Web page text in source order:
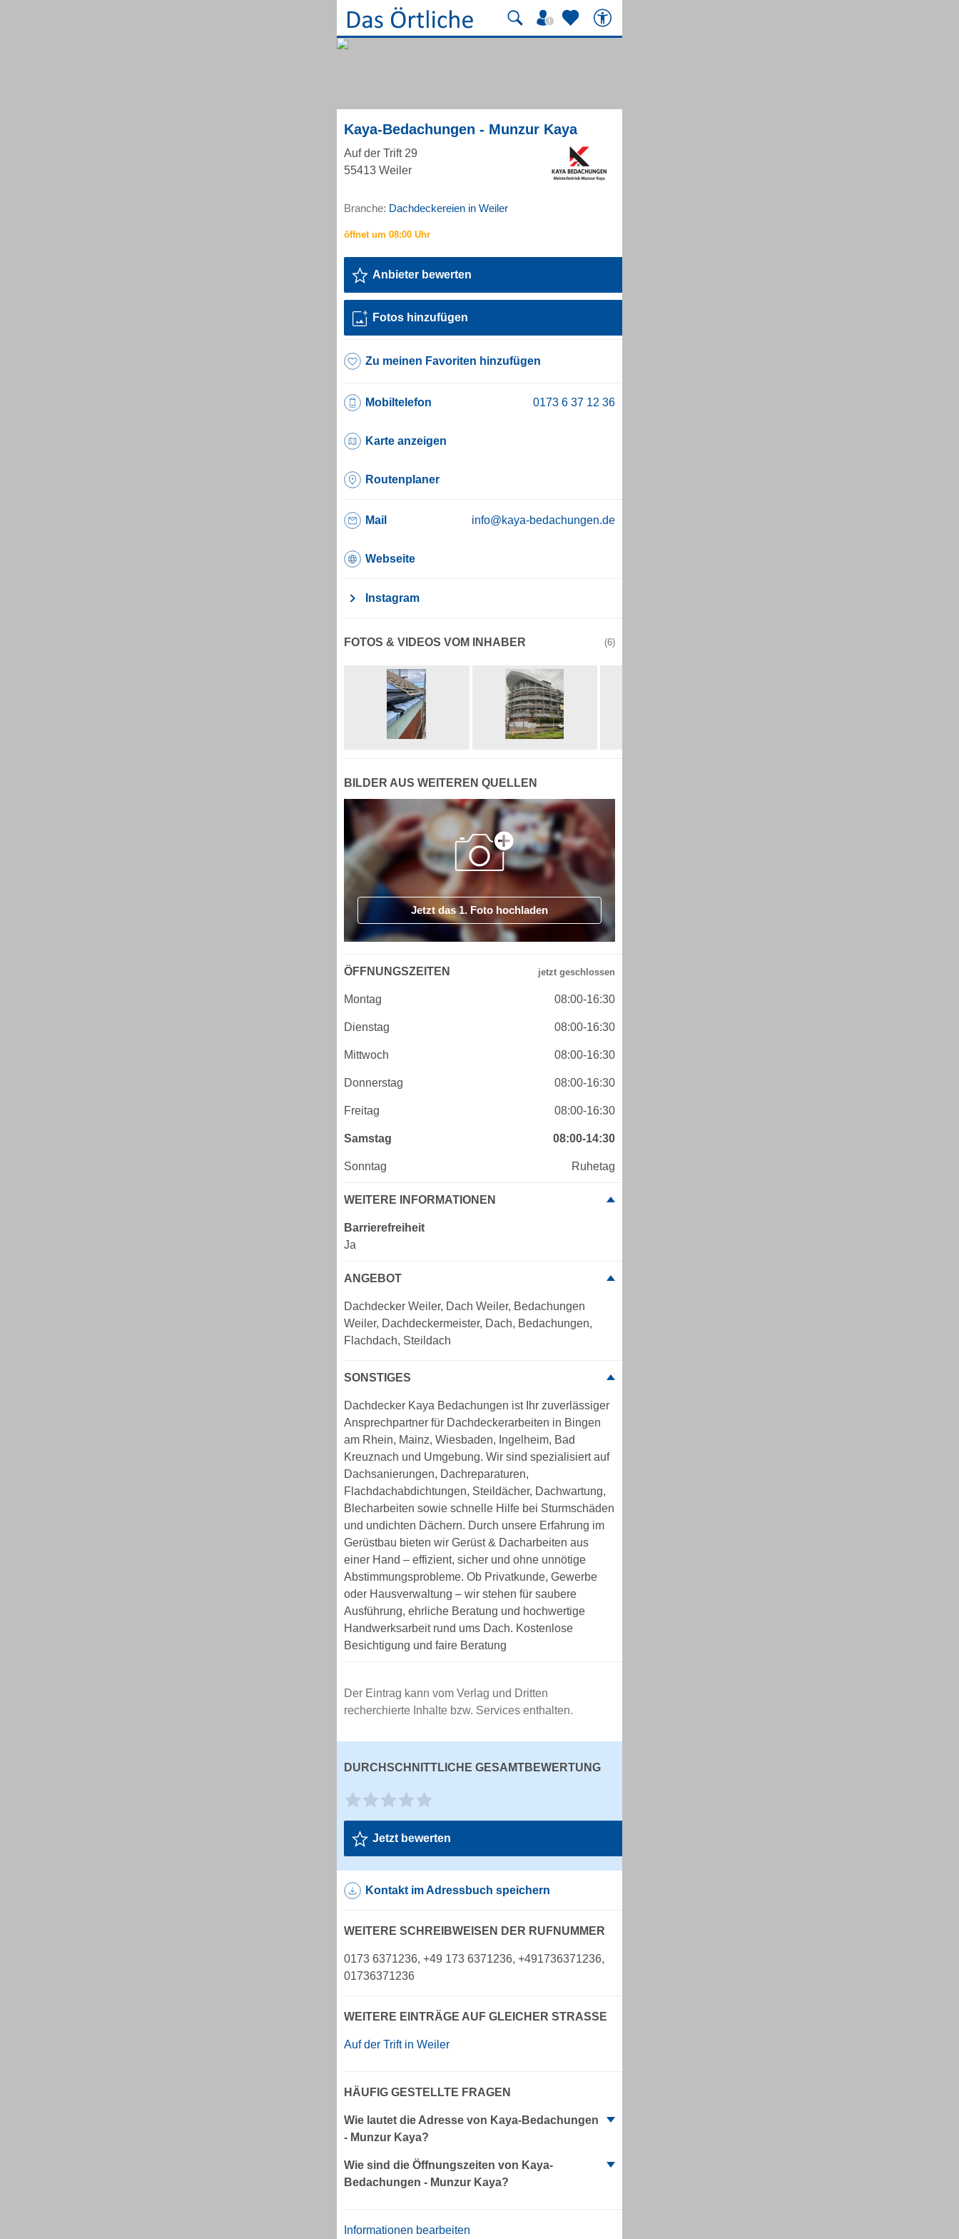
Kaya-Bedachungen - Munzur Kaya
Auf der Trift 29
55413 Weiler
Branche: Dachdeckereien in Weiler
Anbieter bewerten
Fotos hinzufügen
Zu meinen Favoriten hinzufügen
Mobiltelefon
Karte anzeigen
Routenplaner
Mail info@kaya-bedachungen.de
Webseite
Instagram
FOTOS & VIDEOS VOM INHABER (6)
BILDER AUS WEITEREN QUELLEN
Jetzt das 1. Foto hochladen
ÖFFNUNGSZEITEN
Montag 08:00-16:30
Dienstag 08:00-16:30
Mittwoch 08:00-16:30
Donnerstag 08:00-16:30
Freitag 08:00-16:30
Samstag 08:00-14:30
Sonntag Ruhetag
WEITERE INFORMATIONEN
Barrierefreiheit
Ja
ANGEBOT
Dachdecker Weiler, Dach Weiler, Bedachungen
Weiler, Dachdeckermeister, Dach, Bedachungen,
Flachdach, Steildach
SONSTIGES
Dachdecker Kaya Bedachungen ist Ihr zuverlässiger
Ansprechpartner für Dachdeckerarbeiten in Bingen
am Rhein, Mainz, Wiesbaden, Ingelheim, Bad
Kreuznach und Umgebung. Wir sind spezialisiert auf
Dachsanierungen, Dachreparaturen,
Flachdachabdichtungen, Steildächer, Dachwartung,
Blecharbeiten sowie schnelle Hilfe bei Sturmschäden
und undichten Dächern. Durch unsere Erfahrung im
Gerüstbau bieten wir Gerüst & Dacharbeiten aus
einer Hand – effizient, sicher und ohne unnötige
Abstimmungsprobleme. Ob Privatkunde, Gewerbe
oder Hausverwaltung – wir stehen für saubere
Ausführung, ehrliche Beratung und hochwertige
Handwerksarbeit rund ums Dach. Kostenlose
Besichtigung und faire Beratung
Der Eintrag kann vom Verlag und Dritten
recherchierte Inhalte bzw. Services enthalten.
DURCHSCHNITTLICHE GESAMTBEWERTUNG
Jetzt bewerten
Kontakt im Adressbuch speichern
WEITERE SCHREIBWEISEN DER RUFNUMMER
0173 6371236, +49 173 6371236, +491736371236,
01736371236
WEITERE EINTRÄGE AUF GLEICHER STRASSE
Auf der Trift in Weiler
HÄUFIG GESTELLTE FRAGEN
Wie lautet die Adresse von Kaya-Bedachungen
- Munzur Kaya?
Wie sind die Öffnungszeiten von Kaya-
Bedachungen - Munzur Kaya?
Informationen bearbeiten